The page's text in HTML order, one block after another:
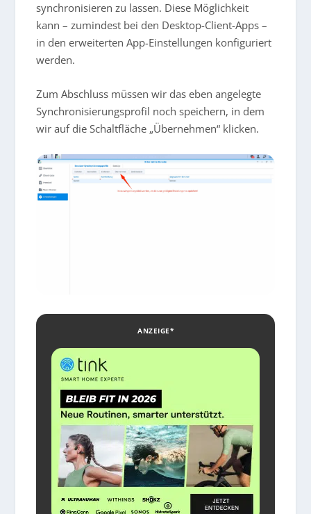
synchronisieren zu lassen. Diese Möglichkeit
kann – zumindest bei den Desktop-Client-Apps –
in den erweiterten App-Einstellungen konfiguriert
werden.
Zum Abschluss müssen wir das eben angelegte
Synchronisierungsprofil noch speichern, in dem
wir auf die Schaltfläche „Übernehmen“ klicken.
ANZEIGE*